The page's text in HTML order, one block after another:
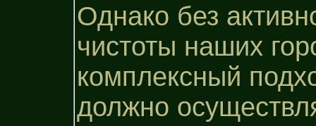
Однако без
чистоты наших
комплексный
должно